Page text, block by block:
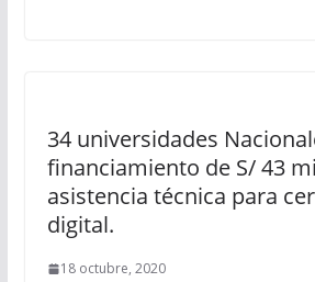
34 universidades
financiamiento de S/ 43
asistencia técnica para
digital.
18 octubre, 2020